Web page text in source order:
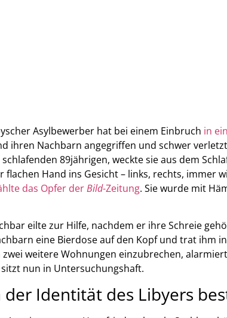
Asylbewerber hat bei einem Einbruch in
ihren Nachbarn angegriffen und schwer
89jährigen, weckte sie aus dem
flachen Hand ins Gesicht – links, rechts, immer
das Opfer derBild-Zeitung. Sie wurde mit
eilte zur Hilfe, nachdem er ihre Schreie
eine Bierdose auf den Kopf und trat ihm
weitere Wohnungen einzubrechen,
nun in Untersuchungshaft.
der Identität des Libyers